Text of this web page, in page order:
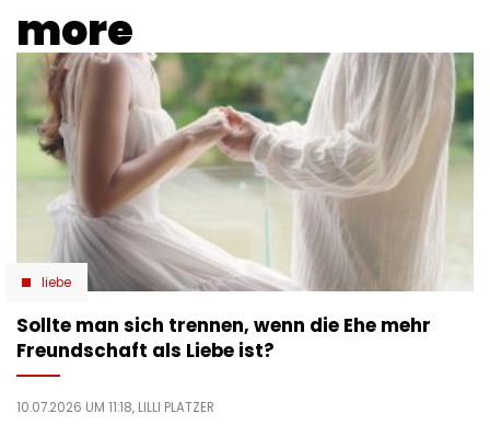
more
liebe
Sollte man sich trennen, wenn die Ehe mehr
Freundschaft als Liebe ist?
10.07.2026 UM 11:18, LILLI PLATZER